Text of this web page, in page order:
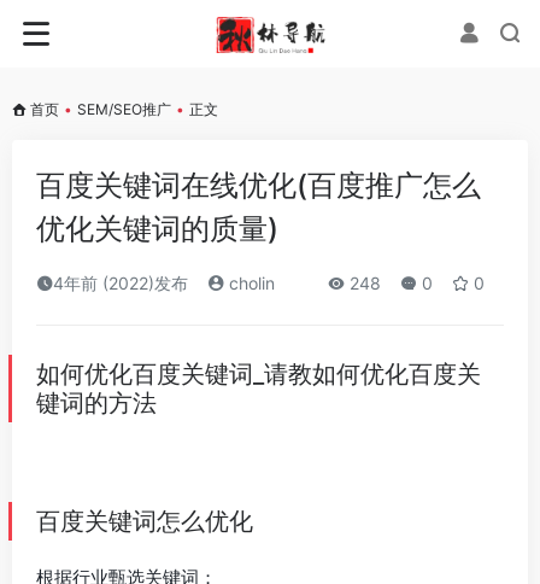
首页 • SEM/SEO推广 • 正文
百度关键词在线优化(百度推广怎么
优化关键词的质量)
4年前 (2022)发布 cholin 248 0 0
如何优化百度关键词_请教如何优化百度关
键词的方法
百度关键词怎么优化
根据行业甄选关键词；